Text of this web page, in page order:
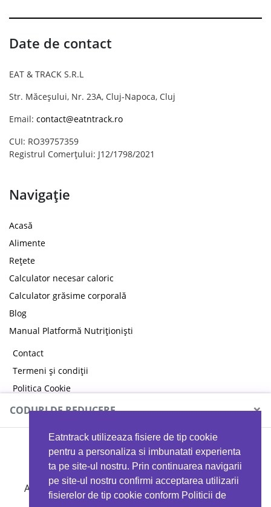
Eatntrack utilizeaza fisiere de tip cookie
pentru a personaliza si imbunatati experienta
ta pe site-ul nostru. Prin continuarea navigarii
pe site-ul nostru confirmi acceptarea utilizarii
fisierelor de tip cookie conform Politicii de
Date de contact
EAT & TRACK S.R.L
Str. Măceșului, Nr. 23A, Cluj-Napoca, Cluj
Email: contact@eatntrack.ro
CUI: RO39757359
Registrul Comerțului: J12/1798/2021
Navigație
Acasă
Alimente
Rețete
Calculator necesar caloric
Calculator grăsime corporală
Blog
Manual Platformă Nutriționiști
Contact
Termeni și condiții
Politica Cookie
Politica de confidențialitate
CODURI DE REDUCERE ×
MYPROTEIN
Ai 40%reducere la orice comandă folosind codul
EATTRACK